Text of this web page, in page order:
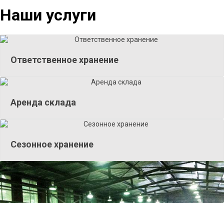
Наши услуги
Ответственное хранение
Аренда склада
Сезонное хранение